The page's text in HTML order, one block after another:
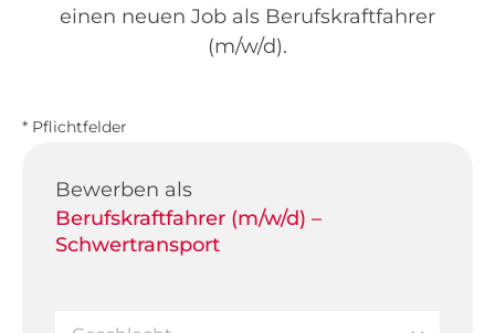
einen neuen Job als Berufskraftfahrer
(m/w/d).
* Pflichtfelder
Bewerben als
Berufskraftfahrer (m/w/d) –
Schwertransport